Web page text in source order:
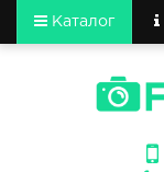
Каталог